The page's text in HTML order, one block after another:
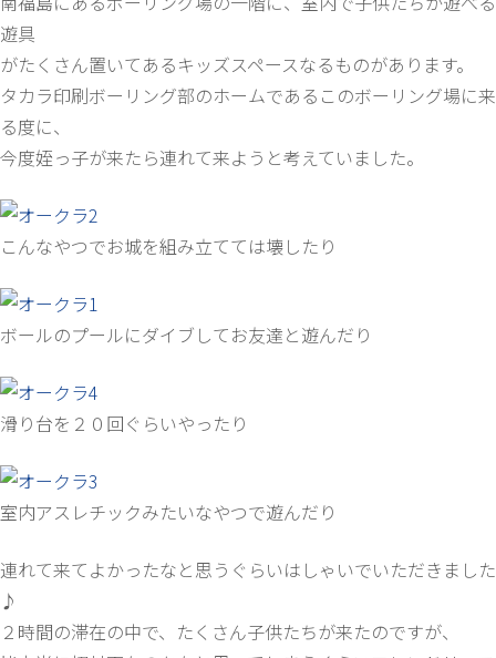
遊具
がたくさん置いてあるキッズスペースなるものがあります。
タカラ印刷ボーリング部のホームであるこのボーリング場に来
る度に、
今度姪っ子が来たら連れて来ようと考えていました。
こんなやつでお城を組み立てては壊したり
ボールのプールにダイブしてお友達と遊んだり
滑り台を２０回ぐらいやったり
室内アスレチックみたいなやつで遊んだり
連れて来てよかったなと思うぐらいはしゃいでいただきました
♪
２時間の滞在の中で、たくさん子供たちが来たのですが、